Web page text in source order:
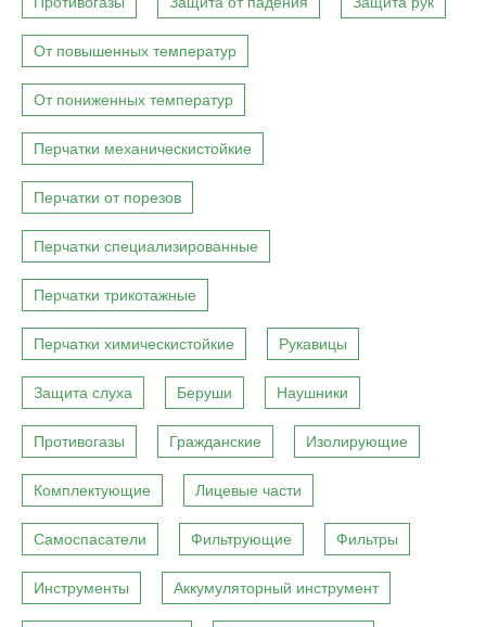
От повышенных температур
От пониженных температур
Перчатки механическистойкие
Перчатки от порезов
Перчатки специализированные
Перчатки трикотажные
Перчатки химическистойкие Рукавицы
Защита слуха Беруши Наушники
Противогазы Гражданские Изолирующие
Комплектующие Лицевые части
Самоспасатели Фильтрующие Фильтры
Инструменты Аккумуляторный инструмент